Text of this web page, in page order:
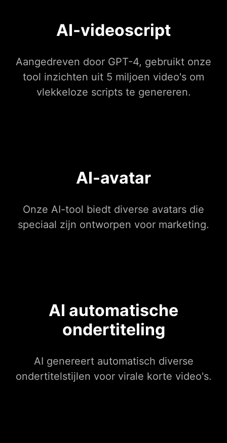
AI-videoscript
Aangedreven door GPT-4, gebruikt onze
tool inzichten uit 5 miljoen video's om
vlekkeloze scripts te genereren.
AI-avatar
Onze AI-tool biedt diverse avatars die
speciaal zijn ontworpen voor marketing.
AI automatische
ondertiteling
AI genereert automatisch diverse
ondertitelstijlen voor virale korte video's.